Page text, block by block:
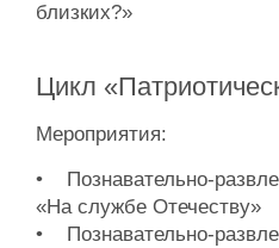
близких?»
Цикл
Мероприятия:
• Познавательно-
«На службе Отечеству»
• Познавательно-